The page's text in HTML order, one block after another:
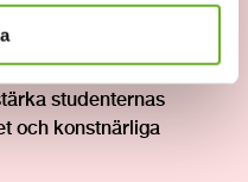
utvecklingen inom
för en
förändras. För att
studenternas
och konstnärliga